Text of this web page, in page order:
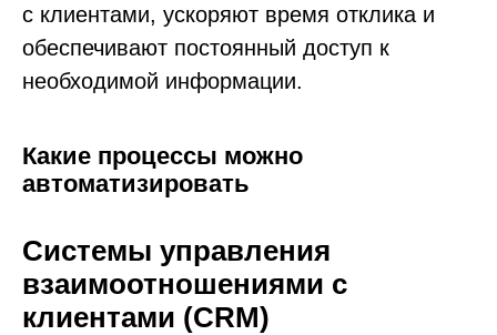
с клиентами, ускоряют время отклика и
обеспечивают постоянный доступ к
необходимой информации.
Какие процессы можно
автоматизировать
Системы управления
взаимоотношениями с
клиентами (CRM)